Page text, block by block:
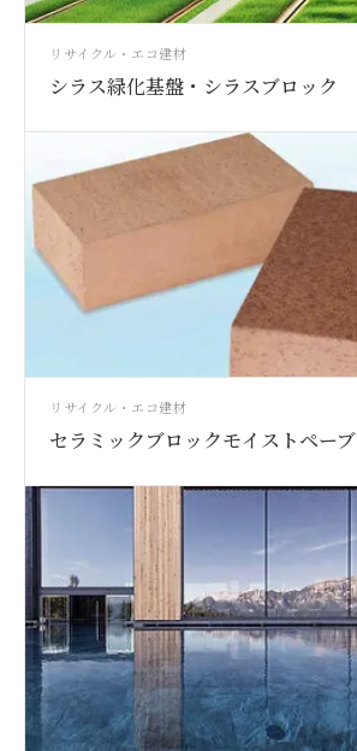
リサイクル・エコ建材
シラス緑化基盤・シラスブロック
リサイクル・エコ建材
セラミックブロックモイストペーブ